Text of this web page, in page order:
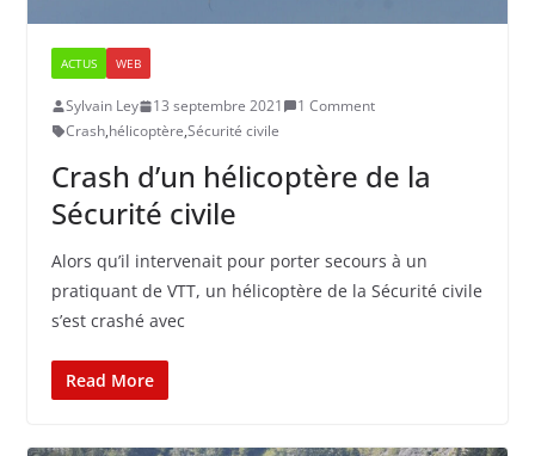
ACTUS WEB
Sylvain Ley 13 septembre 2021
1 Comment
Crash,hélicoptère,Sécurité civile
Crash d’un hélicoptère de la
Sécurité civile
Alors qu’il intervenait pour porter secours à un
pratiquant de VTT, un hélicoptère de la Sécurité civile
s’est crashé avec
Read More